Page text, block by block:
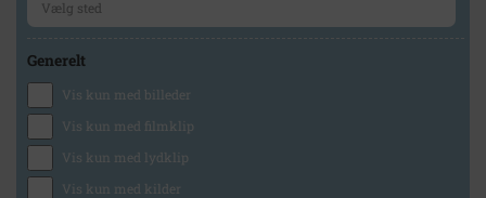
Generelt
Vis kun med billeder
Vis kun med filmklip
Vis kun med lydklip
Vis kun med kilder